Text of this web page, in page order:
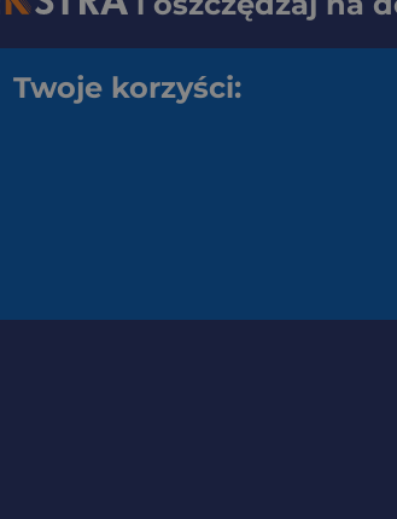
Twoje korzyści: